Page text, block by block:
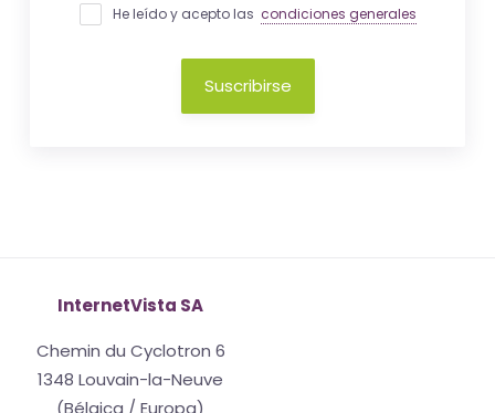
He leído y acepto las condiciones generales
Suscribirse
InternetVista SA
Chemin du Cyclotron 6
1348 Louvain-la-Neuve
(Bélgica / Europa)